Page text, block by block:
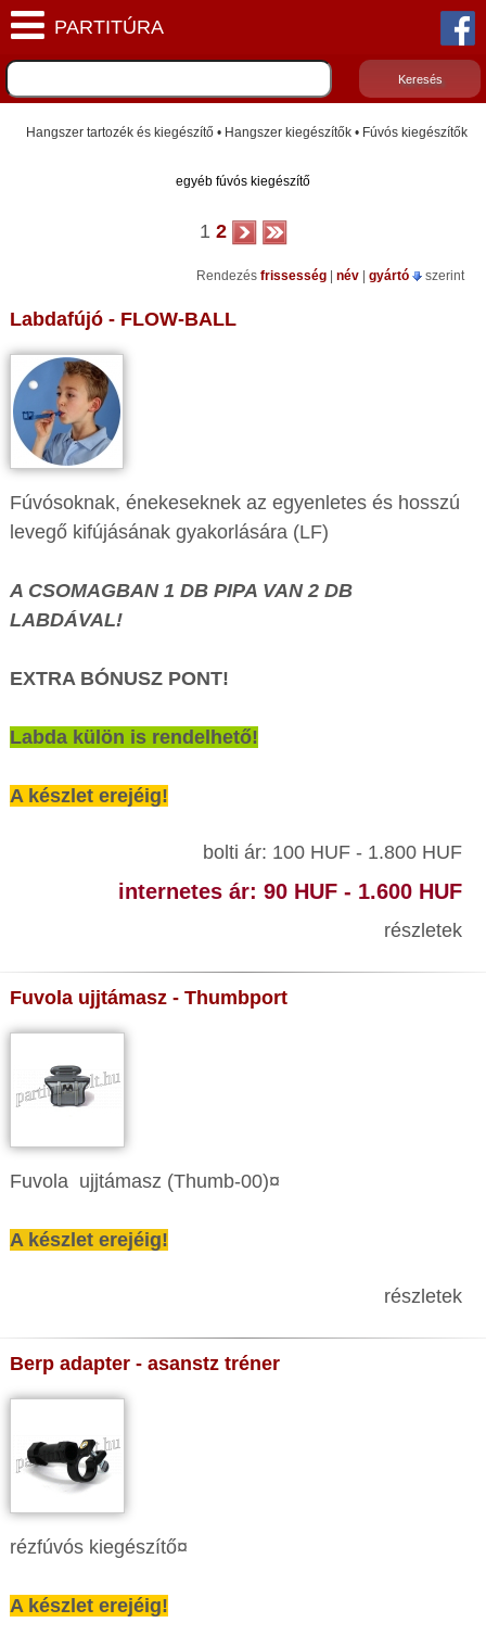
Hangszer tartozék és kiegészítő • Hangszer kiegészítők • Fúvós kiegészítők
egyéb fúvós kiegészítő
1 2
Rendezés frissesség név gyártó szerint
Labdafújó - FLOW-BALL
Fúvósoknak, énekeseknek az egyenletes és hosszú
levegő kifújásának gyakorlására (LF)
A CSOMAGBAN 1 DB PIPA VAN 2 DB
LABDÁVAL!
EXTRA BÓNUSZ PONT!
Labda külön is rendelhető!
A készlet erejéig!
bolti ár: 100 HUF - 1.800 HUF
internetes ár: 90 HUF - 1.600 HUF
részletek
Fuvola ujjtámasz - Thumbport
Fuvola ujjtámasz (Thumb-00)¤
A készlet erejéig!
részletek
Berp adapter - asanstz tréner
rézfúvós kiegészítő¤
A készlet erejéig!